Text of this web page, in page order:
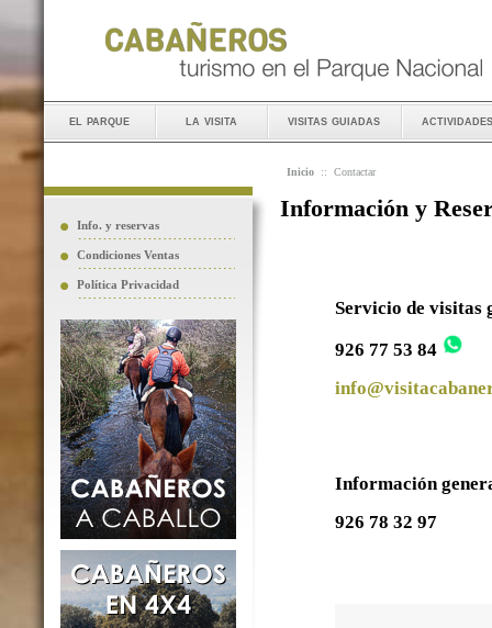
el parque la visita visitas guiadas actividades
Info. y reservas
Condiciones Ventas
Política Privacidad
Inicio :: Contactar
Información y
Servicio de visitas
926 77 53 84
Información
926 78 32 97